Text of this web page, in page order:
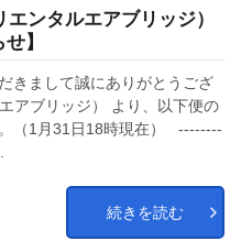
ンタルエアブリッジ）
】
きまして誠にありがとうござ
アブリッジ） より、以下便の
（1月31日18時現在） --------
続きを読む